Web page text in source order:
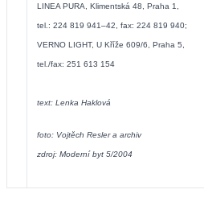
LINEA PURA, Klimentská 48, Praha 1,
tel.: 224 819 941–42, fax: 224 819 940;
VERNO LIGHT, U Kříže 609/6, Praha 5,
tel./fax: 251 613 154
text: Lenka Haklová
foto: Vojtěch Resler a archiv
zdroj: Moderní byt 5/2004